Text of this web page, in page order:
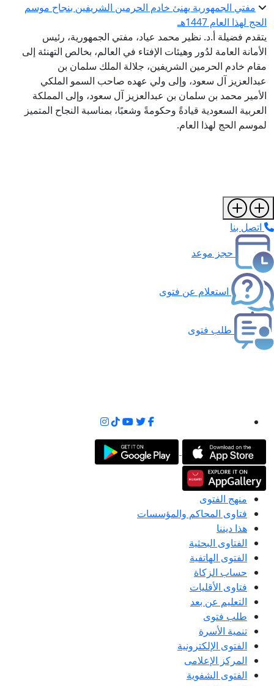
مفتي الجمهورية يهنئ خادم الحرمين الشريفين بنجاح موسم
الحج لهذا العام 1447هـ
يتقدم فضيلة أ.د. نظير محمد عياد، مفتي الجمهورية، رئيس
الأمانة العامة لدُور وهيئات الإفتاء في العالم، بخالص التهنئة إلى
مقام خادم الحرمين الشريفين، جلالة الملك سلمان بن
عبدالعزيز آل سعود، وإلى ولي عهده صاحب السمو الملكي
الأمير محمد بن سلمان بن عبدالعزيز آل سعود، وإلى المملكة
العربية السعودية قيادةً وحكومةً وشعبًا، بمناسبة النجاح المتميز
لموسم الحج لهذا العام.
اتصل بنا
حجز موعد
استعلام عن فتوى
طلب فتوى
منهج الفتوى
فتاوى المحاكم والمؤسسات
هذا ديننا
الفتاوى البحثية
الفتوى الهاتفية
حساب الزكاة
فتاوى الأقليات
التعليم عن بعد
طلب فتوى
تنمية الأسرة
الفتوى الإلكترونية
المركز الإعلامى
الفتوى الشفوية